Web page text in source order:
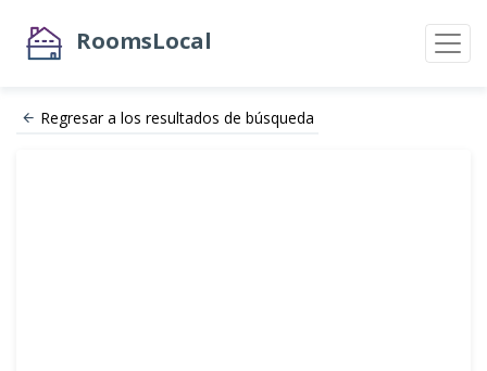
RoomsLocal
Regresar a los resultados de búsqueda